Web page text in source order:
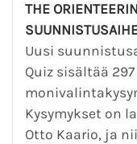
THE
Uusi
Quiz sisältää
Kysymykset on
Otto Kaario, ja